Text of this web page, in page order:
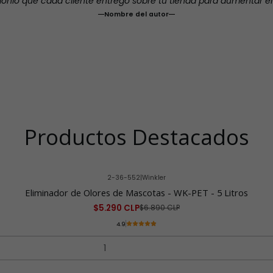
Nombre del autor
Productos Destacados
2-36-552|Winkler
Eliminador de Olores de Mascotas - WK-PET - 5 Litros
$5.290 CLP$6.890 CLP
4.9